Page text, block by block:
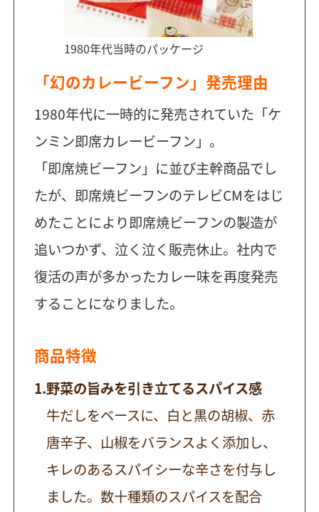
1980年代当時のパッケージ
「幻のカレービーフン」発売理由
1980年代に一時的に発売されていた「ケ
ンミン即席カレービーフン」。
「即席焼ビーフン」に並び主幹商品でし
たが、即席焼ビーフンのテレビCMをはじ
めたことにより即席焼ビーフンの製造が
追いつかず、泣く泣く販売休止。社内で
復活の声が多かったカレー味を再度発売
することになりました。
商品特徴
野菜の旨みを引き立てるスパイス感
牛だしをベースに、白と黒の胡椒、赤
唐辛子、山椒をバランスよく添加し、
キレのあるスパイシーな辛さを付与し
ました。数十種類のスパイスを配合